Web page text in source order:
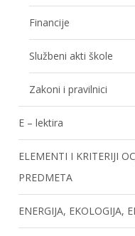
Financije
Službeni akti škole
Zakoni i pravilnici
E – lektira
ELEMENTI I KRITERIJI
PREDMETA
ENERGIJA, EKOLOGIJA,